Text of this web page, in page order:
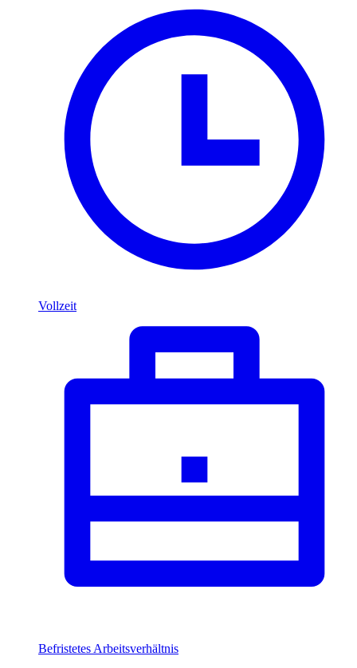
Vollzeit
Befristetes Arbeitsverhältnis